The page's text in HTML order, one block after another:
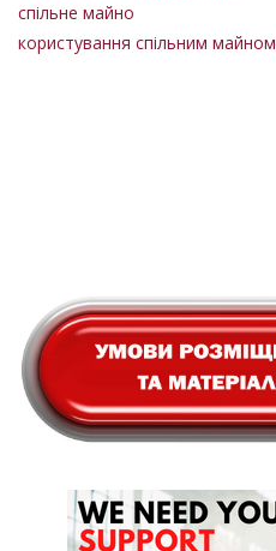
спільне майно
користування спільним майном